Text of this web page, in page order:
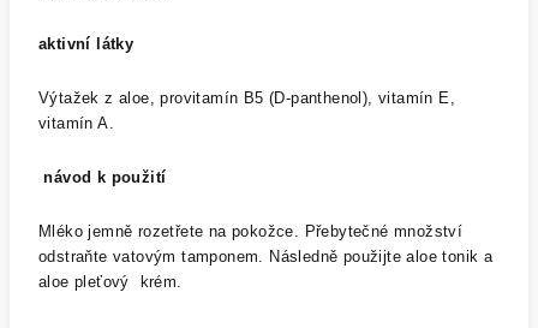
aktivní látky
Výtažek z aloe, provitamín B5 (D-panthenol), vitamín E,
vitamín A.
návod k použití
Mléko jemně rozetřete na pokožce. Přebytečné množství
odstraňte vatovým tamponem. Následně použijte aloe tonik a
aloe pleťový krém.